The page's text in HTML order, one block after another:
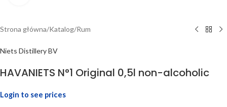
Strona główna/Katalog/Rum
Niets Distillery BV
HAVANIETS N°1 Original 0,5l non-alcoholic
Login to see prices